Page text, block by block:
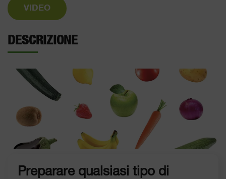
VIDEO
DESCRIZIONE
Preparare qualsiasi tipo di